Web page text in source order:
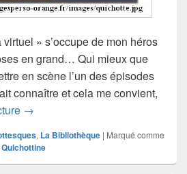
» s’occupe de mon héros
en grand… Qui mieux que
en scène l’un des épisodes
connaître et cela me convient,
Les « don Quichotte » de
→
, La Bibliothèque | Marqué comme
Quichottine